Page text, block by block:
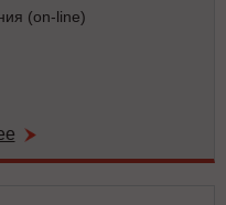
(on-line)